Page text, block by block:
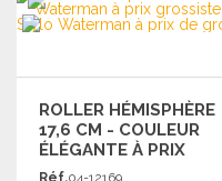
Demander un devis
ROLLER HÉMISPHÈRE
17,6 CM - COULEUR
ÉLÉGANTE À PRIX
GROSSISTE
Réf.04-12169